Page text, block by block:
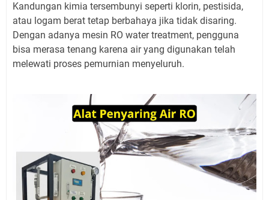
Kandungan kimia tersembunyi seperti klorin, pestisida,
atau logam berat tetap berbahaya jika tidak disaring.
Dengan adanya mesin RO water treatment, pengguna
bisa merasa tenang karena air yang digunakan telah
melewati proses pemurnian menyeluruh.